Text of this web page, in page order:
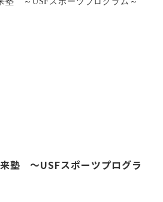
塾 ～USFスポーツプログラ